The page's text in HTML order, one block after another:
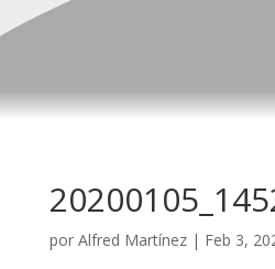
por Alfred Martínez| Feb 3,